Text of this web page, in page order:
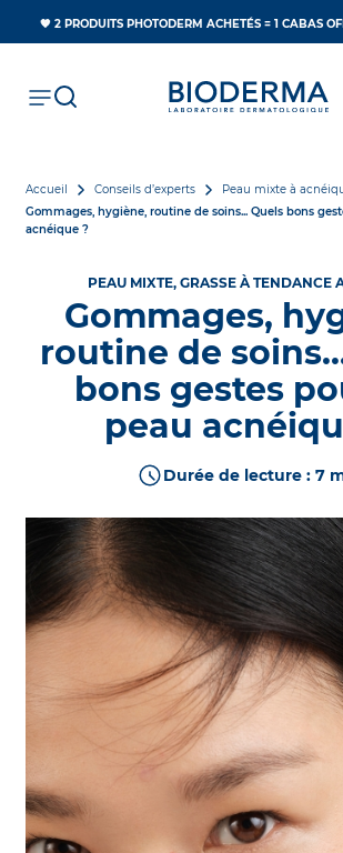
🧡 2 PRODUITS PHOTODERM ACHETÉS = 1 CABAS
Accueil Conseils d’experts
Peau mixte à
Gommages, hygiène, routine de soins... Quels bons
acnéique ?
PEAU MIXTE, GRASSE À TENDANCE
Gommages,
routine de
bons gestes
peau
Durée de lecture : 7